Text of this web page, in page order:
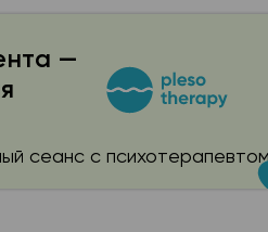
—
сеанс с